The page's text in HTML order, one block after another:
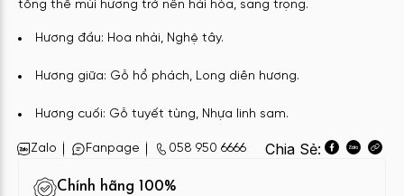
tổng thể mùi hương trở nên hài hòa, sang trọng.
H ương đầu: Hoa nhài, Nghệ tây.
Hương giữa: Gỗ hổ phách, Long diên hương.
Hương cuối: Gỗ tuyết tùng, Nhựa linh sam.
Zalo Fanpage 058 950 6666 Chia Sẻ:
Chính hãng 100%